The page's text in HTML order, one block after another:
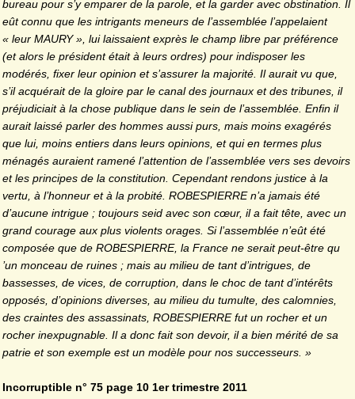
bureau pour s’y emparer de la parole, et la garder avec obstination. Il
eût connu que les intrigants meneurs de l’assemblée l’appelaient
« leur MAURY », lui laissaient exprès le champ libre par préférence
(et alors le président était à leurs ordres) pour indisposer les
modérés, fixer leur opi­nion et s’assurer la majorité. Il aurait vu que,
s’il acquérait de la gloire par le canal des journaux et des tribunes, il
préjudiciait à la chose publique dans le sein de l’assemblée. Enfin il
aurait laissé parler des hommes aussipurs, mais moins exagérés
que lui, moins entiers dans leurs opinions, et qui en termes plus
ménagés auraient ramené l’attention de l’assemblée vers ses de­voirs
et les principes de la constitution. Cependant rendons justice à la
vertu, à l’honneur et à la probité. ROBES­PIERRE n’a jamais été
d’aucune intri­gue ; toujours seid avec son cœur, il a fait tête, avec un
grand courage aux plus violents orages. Si l’assemblée n’eût été
composée que de ROBES­PIERRE, la France ne serait peut-être qu
’un monceau de ruines ; mais au milieu de tant d’intrigues, de
bassesses, de vices, de corruption, dans le choc de tant d’intérêts
opposés, d’opinions diverses, au milieu du tumulte, des calomnies,
des craintes des assassinats, ROBESPIERRE fut un rocher et un
rocher inexpugnable. Il a donc fait son devoir, il a bien mérité de sa
patrie et son exemple est un modèle pour nos successeurs. »
Incorruptible n° 75 page 10 1ertrimestre 2011